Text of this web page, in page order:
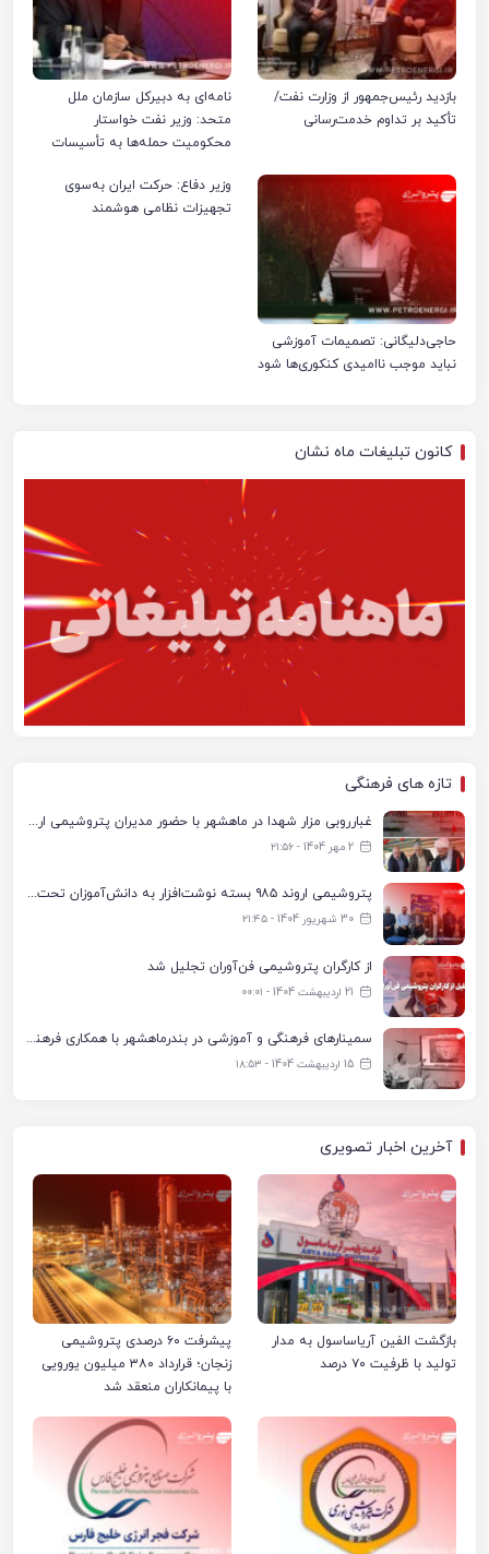
بازدید رئیس‌جمهور از وزارت نفت/
تأکید بر تداوم خدمت‌رسانی
نامه‌ای به دبیرکل سازمان ملل
متحد: وزیر نفت خواستار
محکومیت حمله‌ها به تأسیسات
حاجی‌دلیگانی: تصمیمات آموزشی
نباید موجب ناامیدی کنکوری‌ها شود
وزیر دفاع: حرکت ایران به‌سوی
تجهیزات نظامی هوشمند
کانون تبلیغات ماه نشان
تازه های فرهنگی
غبارروبی مزار شهدا در ماهشهر با حضور مدیران پتروشیمی اروند و مسئولان شهری
2 مهر 1404 - ۲۱:۵۶
پتروشیمی اروند ۹۸۵ بسته نوشت‌افزار به دانش‌آموزان تحت پوشش کمیته امداد بندرماهشهر اهدا کرد
30 شهریور 1404 - ۲۱:۴۵
از کارگران پتروشیمی فن‌آوران تجلیل شد
21 اردیبهشت 1404 - ۰۰:۰۱
سمینارهای فرهنگی و آموزشی در بندرماهشهر با همکاری فرهنگ‌سرای پتروشیمی مارون
15 اردیبهشت 1404 - ۱۸:۵۳
آخرین اخبار تصویری
بازگشت الفین آریاساسول به مدار
تولید با ظرفیت ۷۰ درصد
پیشرفت ۶۰ درصدی پتروشیمی
زنجان؛ قرارداد ۳۸۰ میلیون یورویی
با پیمانکاران منعقد شد